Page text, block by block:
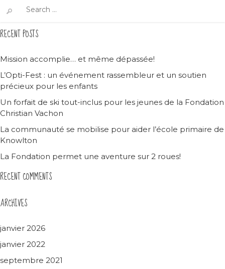
for:
RECENT POSTS
Mission accomplie… et même dépassée!
L’Opti-Fest : un événement rassembleur et un soutien
précieux pour les enfants
Un forfait de ski tout-inclus pour les jeunes de la Fondation
Christian Vachon
La communauté se mobilise pour aider l’école primaire de
Knowlton
La Fondation permet une aventure sur 2 roues!
RECENT COMMENTS
ARCHIVES
janvier 2026
janvier 2022
septembre 2021